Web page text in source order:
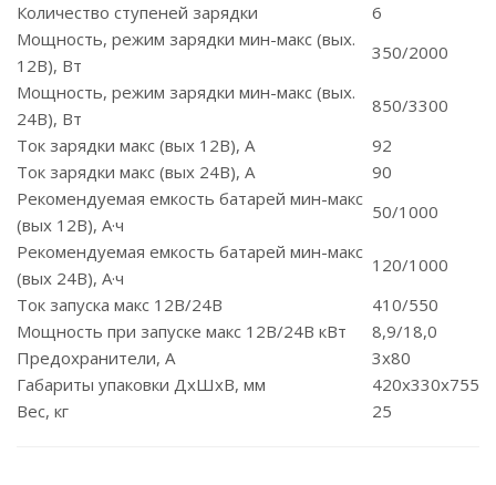
Количество ступеней зарядки
6
Мощность, режим зарядки мин-макс (вых.
12В), Вт
350/2000
Мощность, режим зарядки мин-макс (вых.
24В), Вт
850/3300
Ток зарядки макс (вых 12В), А
92
Ток зарядки макс (вых 24В), А
90
Рекомендуемая емкость батарей мин-макс
(вых 12В), А·ч
50/1000
Рекомендуемая емкость батарей мин-макс
(вых 24В), А·ч
120/1000
Ток запуска макс 12В/24В
410/550
Мощность при запуске макс 12В/24В кВт
8,9/18,0
Предохранители, А
3х80
Габариты упаковки ДхШхВ, мм
420x330x755
Вес, кг
25